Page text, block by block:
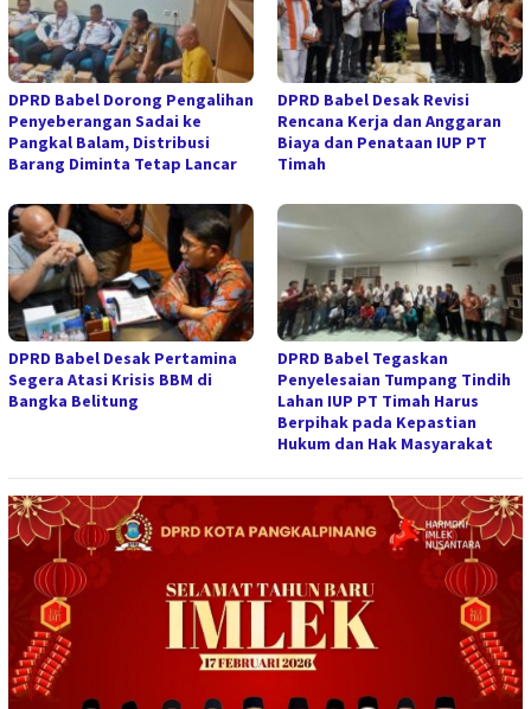
DPRD Babel Dorong Pengalihan
Penyeberangan Sadai ke
Pangkal Balam, Distribusi
Barang Diminta Tetap Lancar
DPRD Babel Desak Revisi
Rencana Kerja dan Anggaran
Biaya dan Penataan IUP PT
Timah
DPRD Babel Desak Pertamina
Segera Atasi Krisis BBM di
Bangka Belitung
DPRD Babel Tegaskan
Penyelesaian Tumpang Tindih
Lahan IUP PT Timah Harus
Berpihak pada Kepastian
Hukum dan Hak Masyarakat